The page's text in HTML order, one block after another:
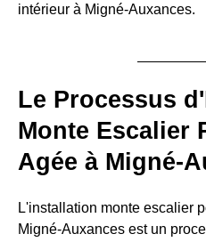
intérieur à Migné-Auxances.
Le Processus
Monte Escalier
Agée à Migné-
L'installation monte escalier
Migné-Auxances est un